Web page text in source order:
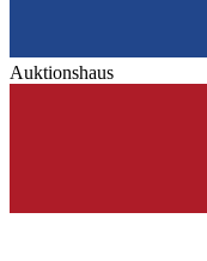
Auktionshaus